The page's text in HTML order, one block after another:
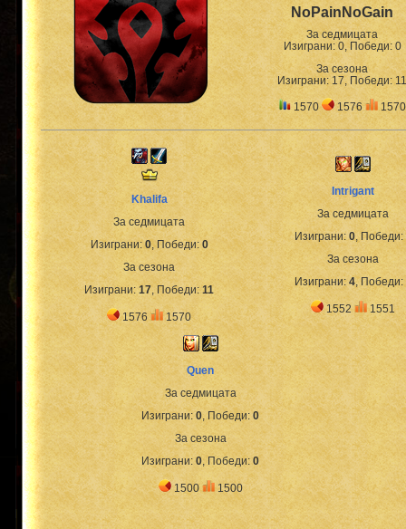
NoPainNoGain
За седмицата
Изиграни: 0, Победи: 0
За сезона
Изиграни: 17, Победи: 11
1570 1576 1570
Khalifa
За седмицата
Изиграни:0, Победи:0
За сезона
Изиграни: 17, Победи:11
1576 1570
Intrigant
За седмицата
Изиграни:0, Победи:
За сезона
Изиграни: 4, Победи:
1552 1551
Quen
За седмицата
Изиграни:0, Победи:0
За сезона
Изиграни:0, Победи:0
1500 1500